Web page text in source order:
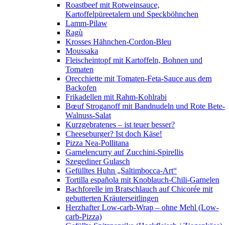
Roastbeef mit Rotweinsauce,
Kartoffelpüreetalern und Speckböhnchen
Lamm-Pilaw
Ragù
Krosses Hähnchen-Cordon-Bleu
Moussaka
Fleischeintopf mit Kartoffeln, Bohnen und
Tomaten
Orecchiette mit Tomaten-Feta-Sauce aus dem
Backofen
Frikadellen mit Rahm-Kohlrabi
Bœuf Stroganoff mit Bandnudeln und Rote Bete-
Walnuss-Salat
Kurzgebratenes – ist teuer besser?
Cheeseburger? Ist doch Käse!
Pizza Nea-Pollitana
Garnelencurry auf Zucchini-Spirellis
Szegediner Gulasch
Gefülltes Huhn „Saltimbocca-Art“
Tortilla española mit Knoblauch-Chili-Garnelen
Bachforelle im Bratschlauch auf Chicorée mit
gebutterten Kräuterseitlingen
Herzhafter Low-carb-Wrap – ohne Mehl (Low-
carb-Pizza)